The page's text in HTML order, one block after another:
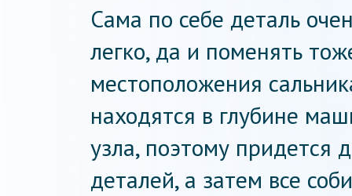
Сама по себе деталь
легко, да и поменять
местоположения
находятся в глубине
узла, поэтому придется
деталей, а затем все